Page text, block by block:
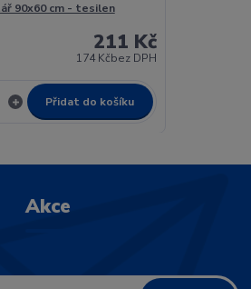
90x60 cm - tesilen
211 Kč
174 Kčbez DPH
Přidat do košíku
Akce